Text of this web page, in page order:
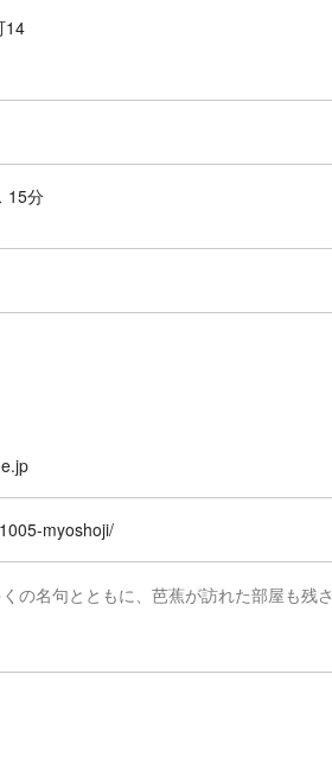
14
15分
myoshoji/
の名句とともに、芭蕉が訪れた部屋も残さ